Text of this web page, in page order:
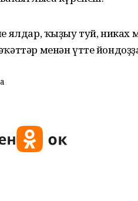
ялдар, ҡыҙыу туй, никах
менән үтте